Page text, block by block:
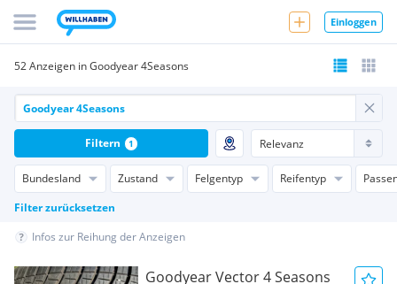
Einloggen
52 Anzeigen in Goodyear 4Seasons
Bundesland Zustand Felgentyp Reifentyp
Filter zurücksetzen
Filtern 1
Infos zur Reihung der Anzeigen
Goodyear Vector 4 Seasons